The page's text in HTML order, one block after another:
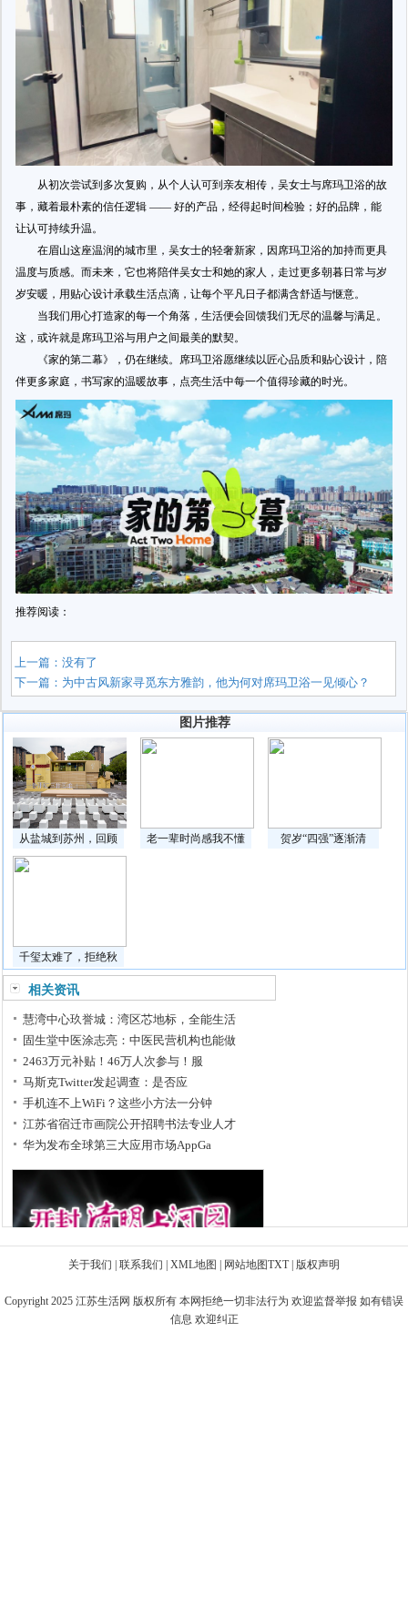
从初次尝试到多次复购，从个人认可到亲友相传，吴女士与席玛卫浴的故
事，藏着最朴素的信任逻辑 —— 好的产品，经得起时间检验；好的品牌，能
让认可持续升温。
在眉山这座温润的城市里，吴女士的轻奢新家，因席玛卫浴的加持而更具
温度与质感。而未来，它也将陪伴吴女士和她的家人，走过更多朝暮日常与岁
岁安暖，用贴心设计承载生活点滴，让每个平凡日子都满含舒适与惬意。
当我们用心打造家的每一个角落，生活便会回馈我们无尽的温馨与满足。
这，或许就是席玛卫浴与用户之间最美的默契。
《家的第二幕》，仍在继续。席玛卫浴愿继续以匠心品质和贴心设计，陪
伴更多家庭，书写家的温暖故事，点亮生活中每一个值得珍藏的时光。
推荐阅读：
上一篇：没有了
下一篇： 为中古风新家寻觅东方雅韵，他为何对席玛卫浴一见倾心？
图片推荐
从盐城到苏州，回顾 老一辈时尚感我不懂 贺岁“四强”逐渐清
千玺太难了，拒绝秋
相关资讯
慧湾中心玖誉城：湾区芯地标，全能生活
固生堂中医涂志亮：中医民营机构也能做
2463万元补贴！46万人次参与！服
马斯克Twitter发起调查：是否应
手机连不上WiFi？这些小方法一分钟
江苏省宿迁市画院公开招聘书法专业人才
华为发布全球第三大应用市场AppGa
关于我们 联系我们 XML地图 网站地图TXT| 版权声明
Copyright 2025 江苏生活网 版权所有 本网拒绝一切非法行为 欢迎监督举报 如有错误
信息 欢迎纠正